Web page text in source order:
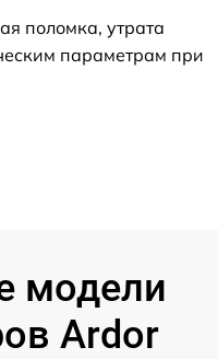
поломка, утрата
параметрам при
модели
Ardor